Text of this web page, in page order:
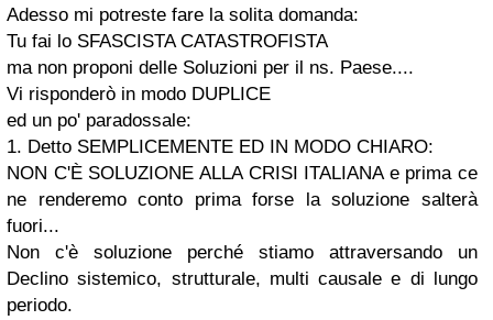
Adesso mi potreste fare la solita domanda:
Tu fai lo SFASCISTA CATASTROFISTA
ma non proponi delle Soluzioni per il ns. Paese....
Vi risponderò in modo DUPLICE
ed un po' paradossale:
1. Detto SEMPLICEMENTE ED IN MODO CHIARO:
NON C'È SOLUZIONE ALLA CRISI ITALIANA e prima ce
ne renderemo conto prima forse la soluzione salterà
fuori...
Non c'è soluzione perché stiamo attraversando un
Declino sistemico, strutturale, multi causale e di lungo
periodo.